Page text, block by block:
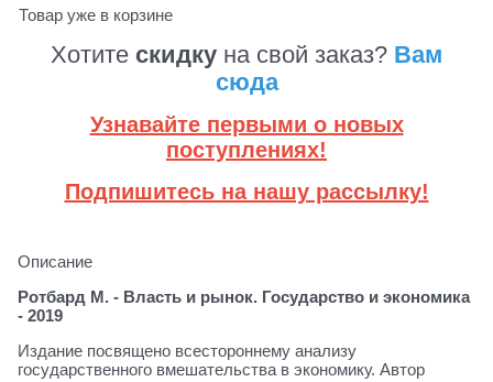
Товар уже в корзине
Хотите скидку на свой заказ? Вам
сюда
Узнавайте первыми о новых
поступлениях!
Подпишитесь на нашу рассылку!
Описание
Ротбард М. - Власть и рынок. Государство и экономика
- 2019
Издание посвящено всестороннему анализу
государственного вмешательства в экономику. Автор